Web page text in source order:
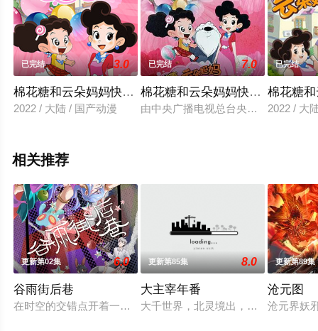
已完结 3.0
棉花糖和云朵妈妈快乐生活第二季
2022 / 大陆 / 国产动漫
已完结 7.0
棉花糖和云朵妈妈快乐生活第一
由中央广播电视总台央视动漫集团
已完结
棉花糖
2022 / 大
相关推荐
更新第02集 6.0
谷雨街后巷
在时空的交错点开着一间酒馆——谷雨街后巷。 无论城市的角落
更新第85集 8.0
大主宰年番
大千世界，北灵境出，踏灵路，伐罗
更新第89集
沧元图
沧元界妖